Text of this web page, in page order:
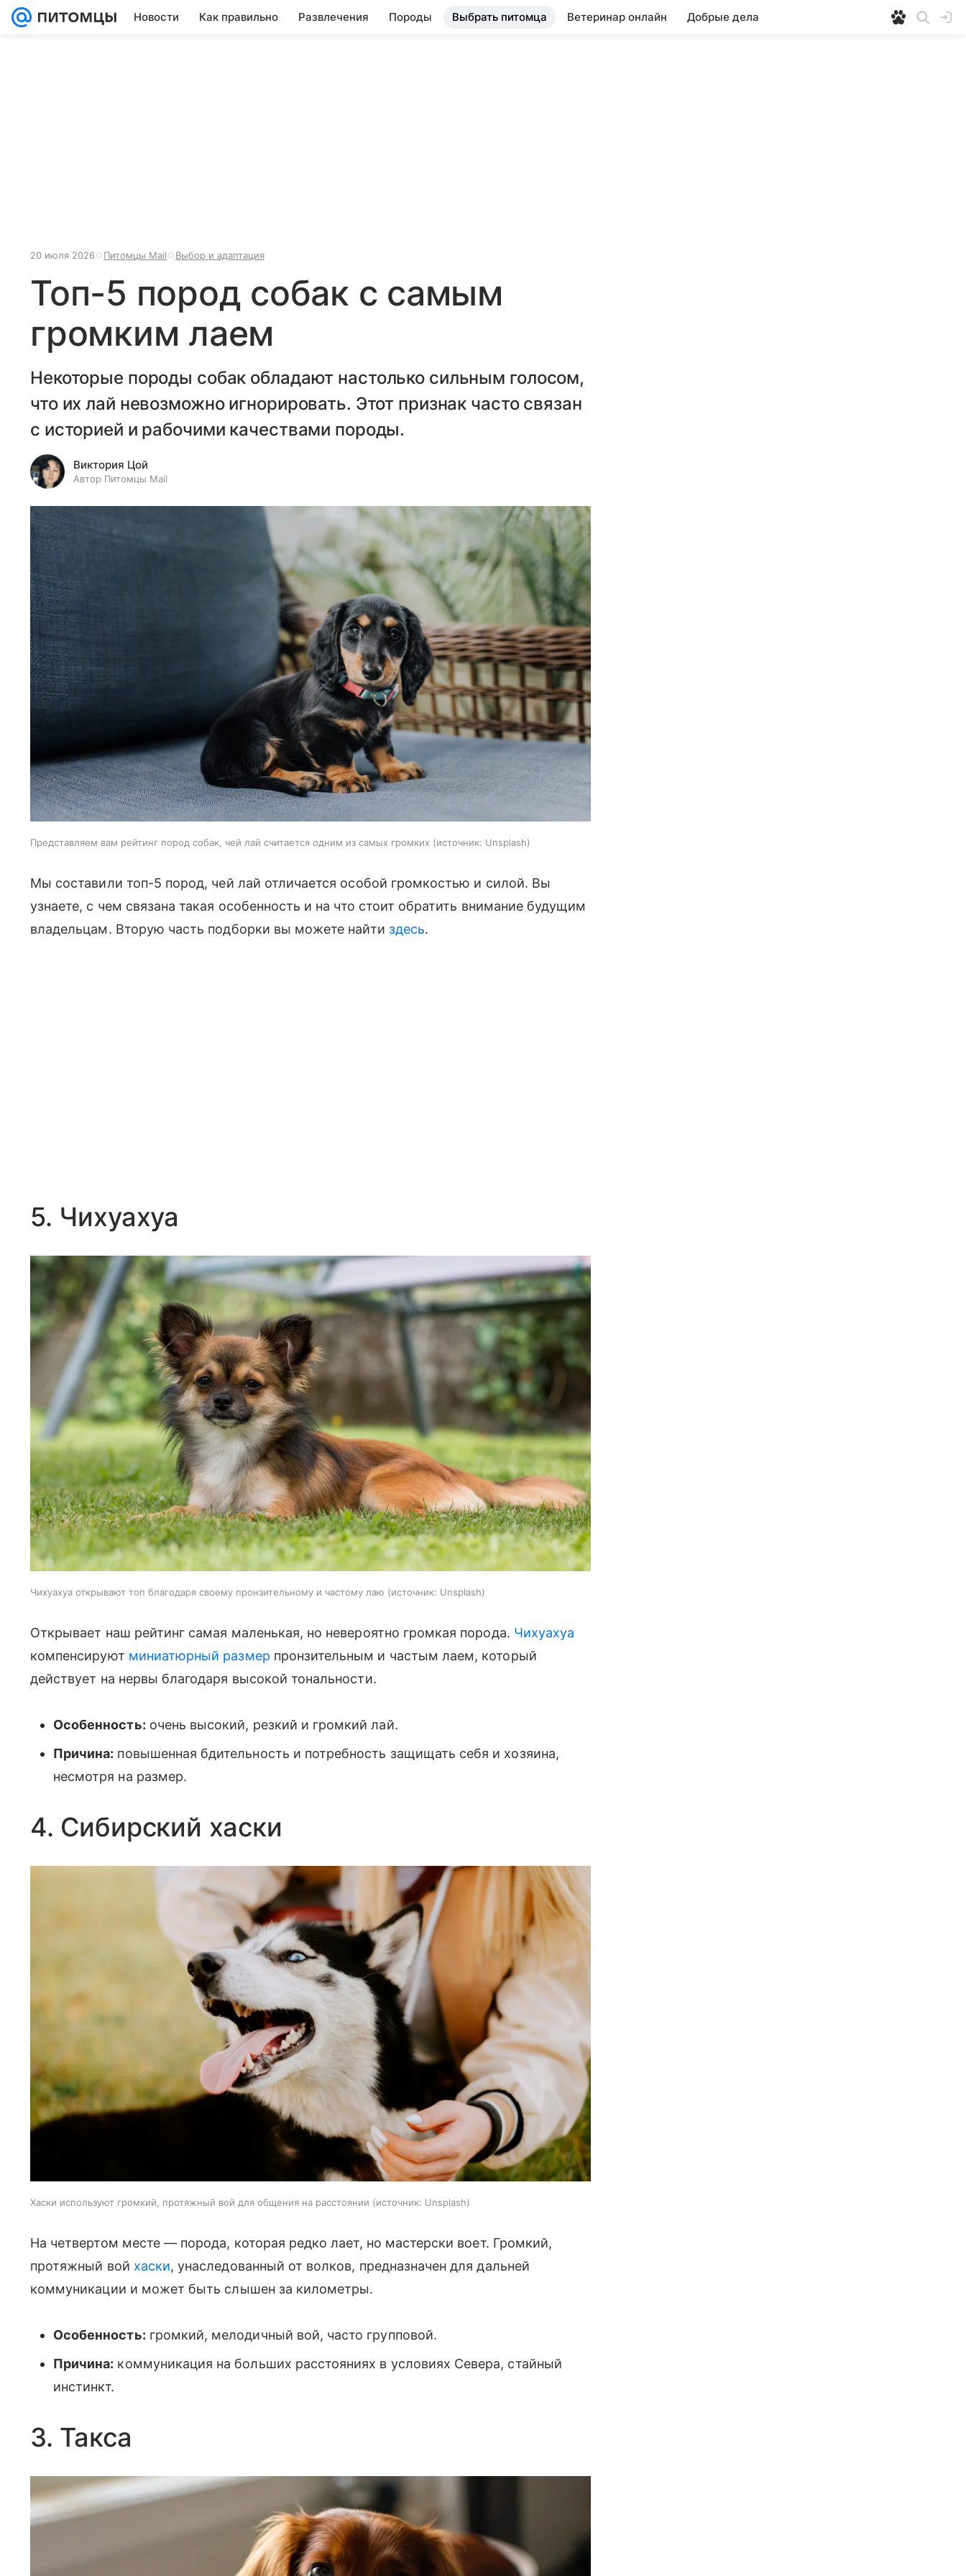
Новости Как правильно Развлечения Породы Выбрать питомца Ветеринар онлайн Добрые дела
20 июля 2026 Питомцы Mail Выбор и адаптация
Топ-5 пород собак с самым
громким лаем
Некоторые породы собак обладают настолько сильным голосом,
что их лай невозможно игнорировать. Этот признак часто связан
с историей и рабочими качествами породы.
Виктория Цой
Автор Питомцы Mail
Представляем вам рейтинг пород собак, чей лай считается одним из самых громких источник: Unsplash
Мы составили топ-5 пород, чей лай отличается особой громкостью и силой. Вы
узнаете, с чем связана такая особенность и на что стоит обратить внимание будущим
владельцам. Вторую часть подборки вы можете найти здесь.
5. Чихуахуа
Чихуахуа открывают топ благодаря своему пронзительному и частому лаю источник: Unsplash
Открывает наш рейтинг самая маленькая, но невероятно громкая порода. Чихуахуа
компенсируют миниатюрный размер пронзительным и частым лаем, который
действует на нервы благодаря высокой тональности.
Особенность: очень высокий, резкий и громкий лай.
Причина: повышенная бдительность и потребность защищать себя и хозяина,
несмотря на размер.
4. Сибирский хаски
Хаски используют громкий, протяжный вой для общения на расстоянии источник: Unsplash
На четвертом месте — порода, которая редко лает, но мастерски воет. Громкий,
протяжный вой хаски, унаследованный от волков, предназначен для дальней
коммуникации и может быть слышен за километры.
Особенность: громкий, мелодичный вой, часто групповой.
Причина: коммуникация на больших расстояниях в условиях Севера, стайный
инстинкт.
3. Такса